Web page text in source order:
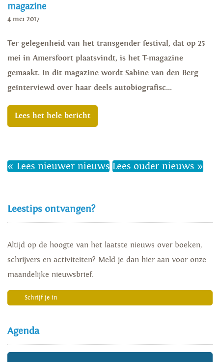
magazine
4 mei 2017
Ter gelegenheid van het transgender festival, dat op 25
mei in Amersfoort plaatsvindt, is het T-magazine
gemaakt. In dit magazine wordt Sabine van den Berg
geïnterviewd over haar deels autobiografisc...
Lees het hele bericht
« Lees nieuwer nieuws Lees ouder nieuws »
Leestips ontvangen?
Altijd op de hoogte van het laatste nieuws over boeken,
schrijvers en activiteiten? Meld je dan hier aan voor onze
maandelijke nieuwsbrief.
Schrijf je in
Agenda